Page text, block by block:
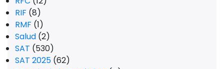
RIF (8)
RMF (1)
Salud (2)
SAT (530)
SAT 2025 (62)